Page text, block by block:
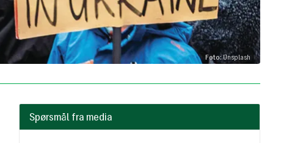
Foto:Unsplash
Spørsmål fra media